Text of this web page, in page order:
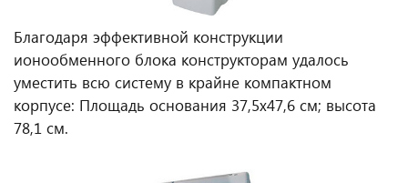
Благодаря эффективной конструкции
ионообменного блока конструкторам удалось
уместить всю систему в крайне компактном
корпусе: Площадь основания 37,5х47,6 см; высота
78,1 см.